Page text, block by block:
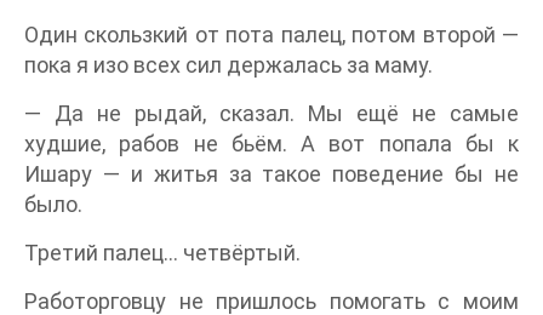
Один скользкий от пота палец, потом второй —
пока я изо всех сил держалась за маму.
— Да не рыдай, сказал. Мы ещё не самые
худшие, рабов не бьём. А вот попала бы к
Ишару — и житья за такое поведение бы не
было.
Третий палец… четвёртый.
Работорговцу не пришлось помогать с моим